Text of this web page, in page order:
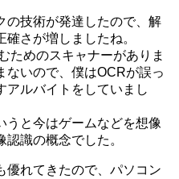
の技術が発達したので、解
さが増しましたね。
ためのスキャナーがありま
ないので、僕はOCRが誤っ
アルバイトをしていまし
うと今はゲームなどを想像
識の概念でした。
優れてきたので、パソコン